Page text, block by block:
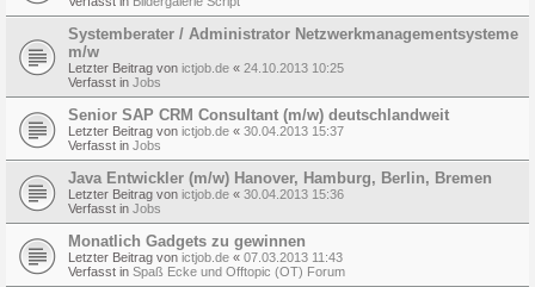
Systemberater / Administrator Netzwerkmanagementsysteme
m/w
Letzter Beitrag von ictjob.de « 24.10.2013 10:25
Verfasst in Jobs
Senior SAP CRM Consultant (m/w) deutschlandweit
Letzter Beitrag von ictjob.de « 30.04.2013 15:37
Verfasst in Jobs
Java Entwickler (m/w) Hanover, Hamburg, Berlin, Bremen
Letzter Beitrag von ictjob.de « 30.04.2013 15:36
Verfasst in Jobs
Monatlich Gadgets zu gewinnen
Letzter Beitrag von ictjob.de « 07.03.2013 11:43
Verfasst in Spaß Ecke und Offtopic (OT) Forum